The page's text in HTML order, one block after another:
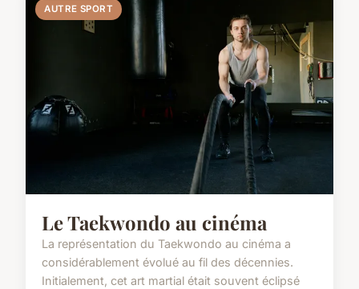
AUTRE SPORT
Le Taekwondo au cinéma
La représentation du Taekwondo au cinéma a
considérablement évolué au fil des décennies.
Initialement, cet art martial était souvent éclipsé